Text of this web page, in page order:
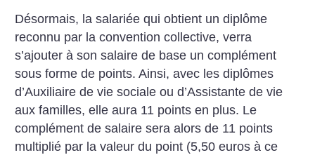
Désormais, la salariée qui obtient un diplôme
reconnu par la convention collective, verra
s’ajouter à son salaire de base un complément
sous forme de points. Ainsi, avec les diplômes
d’Auxiliaire de vie sociale ou d’Assistante de vie
aux familles, elle aura 11 points en plus. Le
complément de salaire sera alors de 11 points
multiplié par la valeur du point (5,50 euros à ce